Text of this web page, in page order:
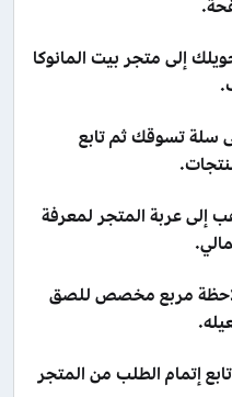
إلى متجر بيت المانوكا
سلة تسوقك ثم تابع
إلى عربة المتجر لمعرفة
مربع مخصص للصق
إتمام الطلب من المتجر